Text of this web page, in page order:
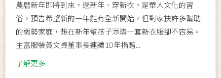
農曆新年即將到來，過新年、穿新衣，是華人文化的習
俗，預告希望新的一年能有全新開始，但對家扶許多幫助
的弱勢家庭，想在新年幫孩子添購一套新衣服卻不容易。
主富服裝黃文貞董事長連續10年捐贈...
了解更多